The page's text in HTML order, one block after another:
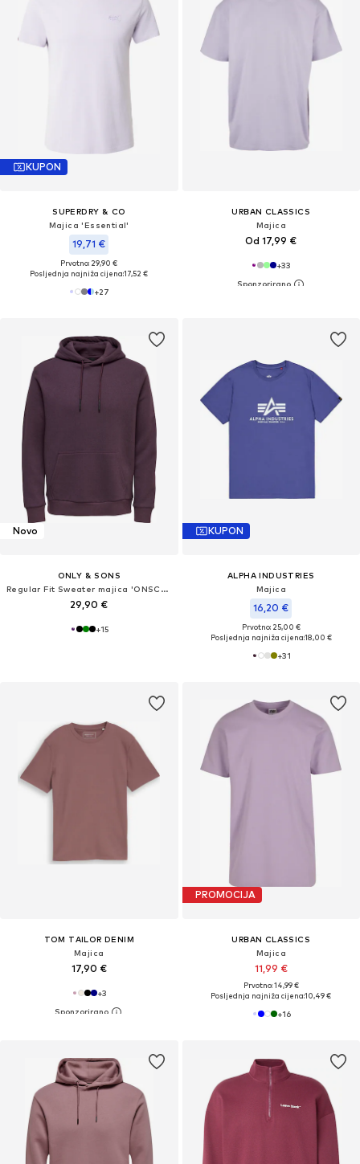
KUPON
SUPERDRY & CO
Majica 'Essential'
19,71 €
Prvotno: 29,90 €
Posljednja najniža cijena:17,52 €
+27
URBAN CLASSICS
Majica
Od 17,99 €
+33
Novo
ONLY & SONS
Regular Fit Sweater majica 'ONSCERES'
29,90 €
+15
KUPON
ALPHA INDUSTRIES
Majica
16,20 €
Prvotno: 25,00 €
Posljednja najniža cijena:18,00 €
+31
TOM TAILOR DENIM
Majica
17,90 €
+3
PROMOCIJA
URBAN CLASSICS
Majica
11,99 €
Prvotno: 14,99 €
Posljednja najniža cijena:10,49 €
+16